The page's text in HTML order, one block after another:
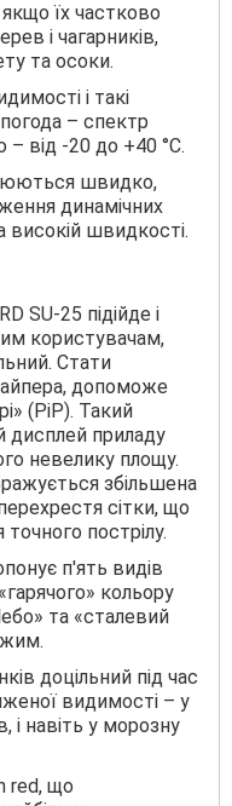
їх частково
і чагарників,
та осоки.
і такі
– спектр
від -20 до +40 °C.
швидко,
динамічних
швидкості.
SU-25 підійде і
користувачам,
Стати
допоможе
(PiP). Такий
приладу
невелику площу.
збільшена
перехрестя сітки, що
пострілу.
п'ять видів
кольору
та «сталевий
доцільний під час
видимості – у
і навіть у морозну
red, що